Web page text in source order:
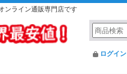
ンライン通販専門店です
ログイン